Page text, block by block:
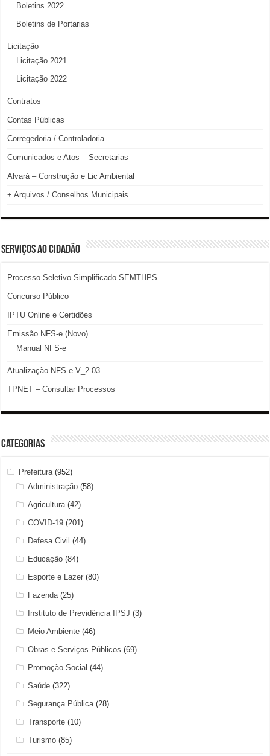
Boletins 2022
Boletins de Portarias
Licitação
Licitação 2021
Licitação 2022
Contratos
Contas Públicas
Corregedoria / Controladoria
Comunicados e Atos – Secretarias
Alvará – Construção e Lic Ambiental
+ Arquivos / Conselhos Municipais
SERVIÇOS AO CIDADÃO
Processo Seletivo Simplificado SEMTHPS
Concurso Público
IPTU Online e Certidões
Emissão NFS-e (Novo)
Manual NFS-e
Atualização NFS-e V_2.03
TPNET – Consultar Processos
Categorias
Prefeitura (952)
Administração (58)
Agricultura (42)
COVID-19 (201)
Defesa Civil (44)
Educação (84)
Esporte e Lazer (80)
Fazenda (25)
Instituto de Previdência IPSJ (3)
Meio Ambiente (46)
Obras e Serviços Públicos (69)
Promoção Social (44)
Saúde (322)
Segurança Pública (28)
Transporte (10)
Turismo (85)